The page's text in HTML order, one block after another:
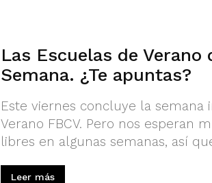
Las Escuelas de Verano
Semana. ¿Te apuntas?
Este viernes concluye la semana
Verano FBCV. Pero nos esperan
libres en algunas semanas, así
Leer más